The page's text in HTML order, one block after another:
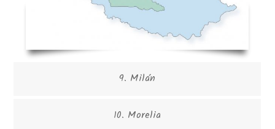
9. Milán
10. Morelia